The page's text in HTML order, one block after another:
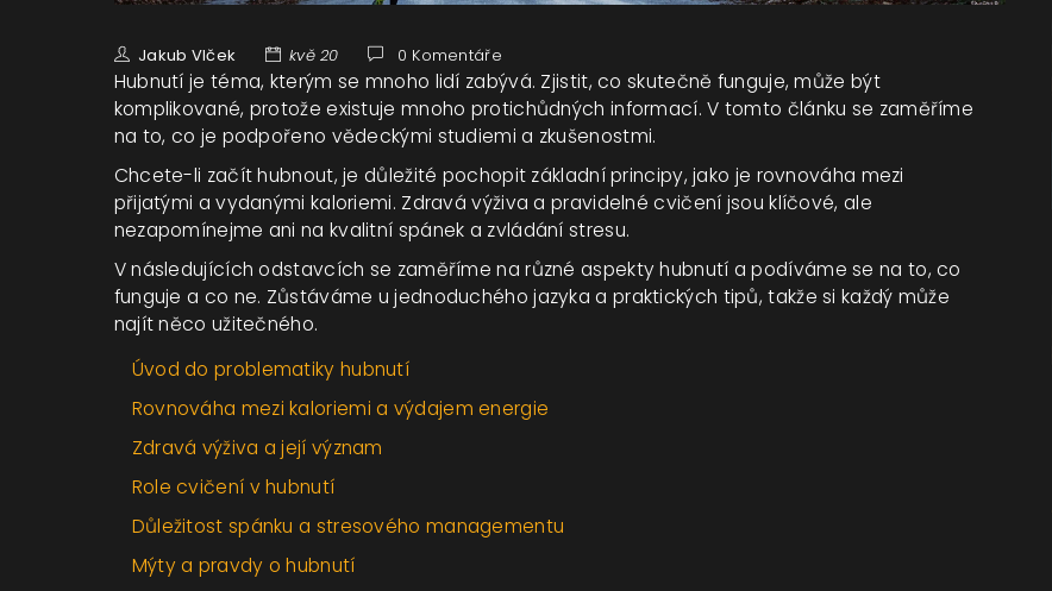
Jakub Vlček kvě 20 0 Komentáře
Hubnutí je téma, kterým se mnoho lidí zabývá. Zjistit, co skutečně funguje, může být
komplikované, protože existuje mnoho protichůdných informací. V tomto článku se zaměříme
na to, co je podpořeno vědeckými studiemi a zkušenostmi.
Chcete-li začít hubnout, je důležité pochopit základní principy, jako je rovnováha mezi
přijatými a vydanými kaloriemi. Zdravá výživa a pravidelné cvičení jsou klíčové, ale
nezapomínejme ani na kvalitní spánek a zvládání stresu.
V následujících odstavcích se zaměříme na různé aspekty hubnutí a podíváme se na to, co
funguje a co ne. Zůstáváme u jednoduchého jazyka a praktických tipů, takže si každý může
najít něco užitečného.
Úvod do problematiky hubnutí
Rovnováha mezi kaloriemi a výdajem energie
Zdravá výživa a její význam
Role cvičení v hubnutí
Důležitost spánku a stresového managementu
Mýty a pravdy o hubnutí